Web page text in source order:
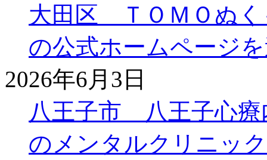
大田区 ＴＯＭＯぬく
の公式ホームページ
2026年6月3日
八王子市 八王子心療
のメンタルクリニッ